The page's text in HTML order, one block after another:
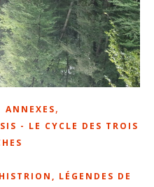
ANNEXES,
- LE CYCLE DES TROIS
LÉGENDES DE